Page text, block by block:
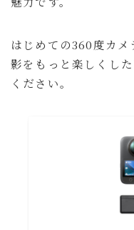
はじめての360度カ
影をもっと楽しくし
ください。